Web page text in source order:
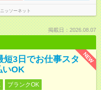
ッソーネット
掲載日：2026.08.07
NEW
短3日でお仕事スタ
いOK
ブランクOK